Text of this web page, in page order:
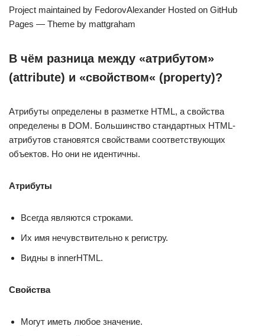
Project maintained by FedorovAlexander Hosted on GitHub
Pages — Theme by mattgraham
В чём разница между «атрибутом»
(attribute) и «свойством« (property)?
Атрибуты определены в разметке HTML, а свойства
определены в DOM. Большинство стандартных HTML-
атрибутов становятся свойствами соответствующих
объектов. Но они не идентичны.
Атрибуты
Всегда являются строками.
Их имя нечувствительно к регистру.
Видны в innerHTML.
Свойства
Могут иметь любое значение.